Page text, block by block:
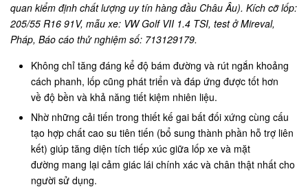
quan kiểm định chất lượng uy tín hàng đầu Châu Âu). Kích cỡ lốp:
205/55 R16 91V, mẫu xe: VW Golf VII 1.4 TSI, test ở Mireval,
Pháp, Báo cáo thử nghiệm số: 713129179.
Không chỉ tăng đáng kể độ bám đường và rút ngắn khoảng
cách phanh, lốp cũng phát triển và đáp ứng được tốt hơn
về độ bền và khả năng tiết kiệm nhiên liệu.
Nhờ những cải tiến trong thiết kế gai bất đối xứng cùng cấu
tạo hợp chất cao su tiên tiến (bổ sung thành phần hỗ trợ liên
kết) giúp tăng diện tích tiếp xúc giữa lốp xe và mặt
đường mang lại cảm giác lái chính xác và chân thật nhất cho
người sử dụng.